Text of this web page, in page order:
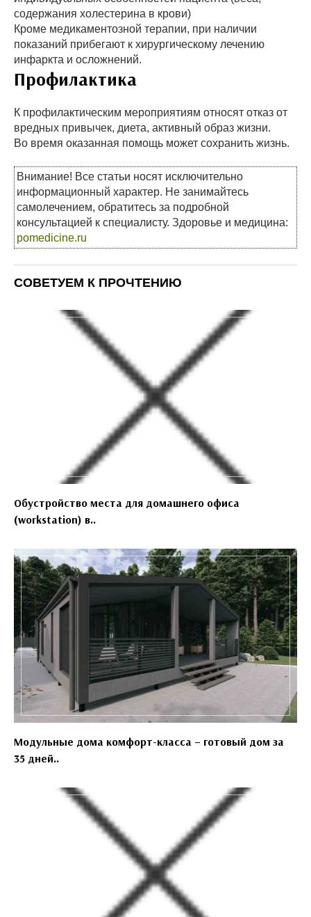
содержания холестерина в крови)
Кроме медикаментозной терапии, при наличии
показаний прибегают к хирургическому лечению
инфаркта и осложнений.
Профилактика
К профилактическим мероприятиям относят отказ от
вредных привычек, диета, активный образ жизни.
Во время оказанная помощь может сохранить жизнь.
Внимание! Все статьи носят исключительно
информационный характер. Не занимайтесь
самолечением, обратитесь за подробной
консультацией к специалисту. Здоровье и медицина:
pomedicine.ru
СОВЕТУЕМ К ПРОЧТЕНИЮ
Обустройство места для домашнего офиса
(workstation) в..
Модульные дома комфорт-класса – готовый дом за
35 дней..